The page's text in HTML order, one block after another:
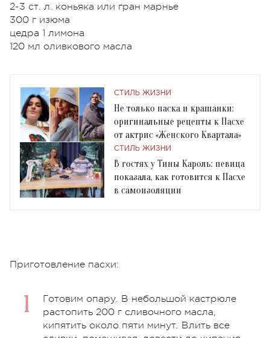
2-3 ст. л. коньяка или гран марнье
300 г изюма
цедра 1 лимона
120 мл оливкового масла
СТИЛЬ ЖИЗНИ
Не только паска и крашанки:
оригинальные рецепты к Пасхе
от актрис «Женского Квартала»
СТИЛЬ ЖИЗНИ
В гостях у Тины Кароль: певица
показала, как готовится к Пасхе
в самоизоляции
Приготовление пасхи:
Готовим опару. В небольшой кастрюле
растопить 200 г сливочного масла,
кипятить около пяти минут. Влить все